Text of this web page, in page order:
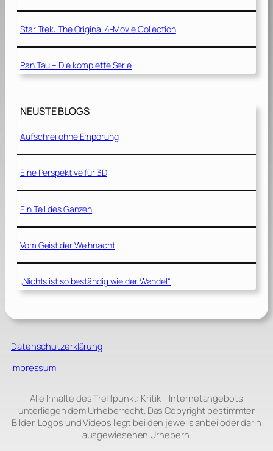
Star Trek: The Original 4-Movie Collection
Pan Tau – Die komplette Serie
NEUSTE BLOGS
Aufschrei ohne Empörung
Eine Perspektive für 3D
Ein Teil des Ganzen
Vom Geist der Weihnacht
„Nichts ist so beständig wie der Wandel“
Datenschutzerklärung
Impressum
Alle Inhalte des Treffpunkt: Kritik – Internetangebots
unterliegen dem Urheberrecht. Das Copyright bestimmter
Bilder, Logos und Videos liegt bei den jeweils anbei oder darin
ausgewiesenen Urhebern.